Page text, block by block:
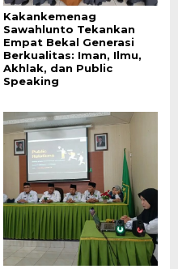
Kakankemenag
Sawahlunto Tekankan
Empat Bekal Generasi
Berkualitas: Iman, Ilmu,
Akhlak, dan Public
Speaking